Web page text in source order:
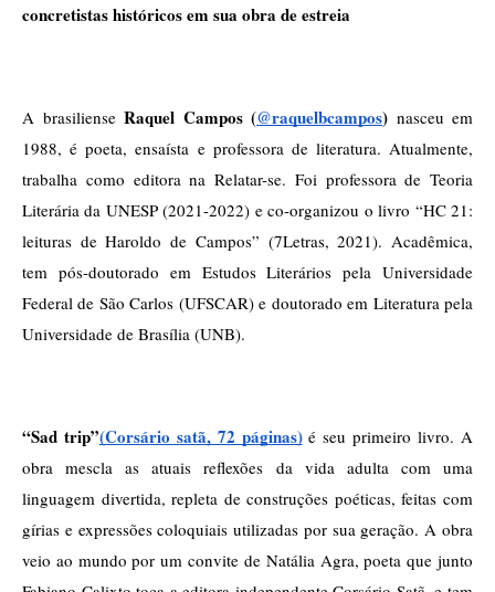
concretistas históricos em sua obra de estreia
A brasiliense Raquel Campos (@raquelbcampos) nasceu em
1988, é poeta, ensaísta e professora de literatura. Atualmente,
trabalha como editora na Relatar-se. Foi professora de Teoria
Literária da UNESP (2021-2022) e co-organizou o livro “HC 21:
leituras de Haroldo de Campos” (7Letras, 2021). Acadêmica,
tem pós-doutorado em Estudos Literários pela Universidade
Federal de São Carlos (UFSCAR) e doutorado em Literatura pela
Universidade de Brasília (UNB).
“Sad trip”(Corsário satã, 72 páginas) é seu primeiro livro. A
obra mescla as atuais reflexões da vida adulta com uma
linguagem divertida, repleta de construções poéticas, feitas com
gírias e expressões coloquiais utilizadas por sua geração. A obra
veio ao mundo por um convite de Natália Agra, poeta que junto